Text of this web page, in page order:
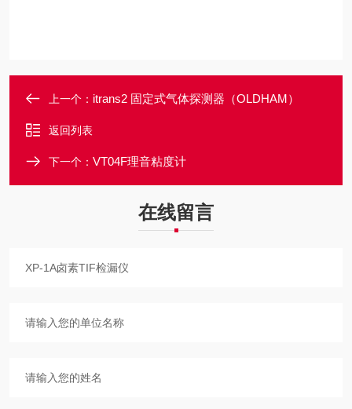
上一个： itrans2 固定式气体探测器（OLDHAM）
返回列表
下一个： VT04F理音粘度计
在线留言